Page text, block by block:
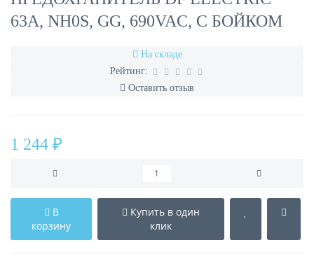
63A, NH0S, GG, 690VAC, С БОЙКОМ
На складе
Рейтинг:
Оставить отзыв
1 244 ₽
В
корзину
Купить в один
клик